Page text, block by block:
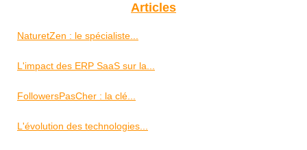
Articles
NaturetZen : le spécialiste...
L'impact des ERP SaaS sur la...
FollowersPasCher : la clé...
L'évolution des technologies...